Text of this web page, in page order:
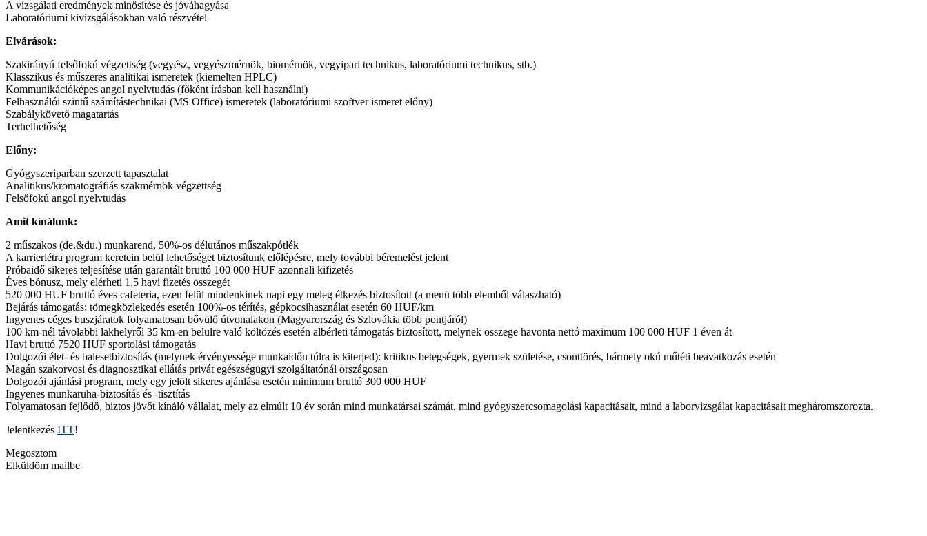
A vizsgálati eredmények minősítése és jóváhagyása
Laboratóriumi kivizsgálásokban való részvétel
Elvárások:
Szakirányú felsőfokú végzettség (vegyész, vegyészmérnök, biomérnök, vegyipari technikus, laboratóriumi technikus, stb.)
Klasszikus és műszeres analitikai ismeretek (kiemelten HPLC)
Kommunikációképes angol nyelvtudás (főként írásban kell használni)
Felhasználói szintű számítástechnikai (MS Office) ismeretek (laboratóriumi szoftver ismeret előny)
Szabálykövető magatartás
Terhelhetőség
Előny:
Gyógyszeriparban szerzett tapasztalat
Analitikus/kromatográfiás szakmérnök végzettség
Felsőfokú angol nyelvtudás
Amit kínálunk:
2 műszakos (de.&du.) munkarend, 50%-os délutános műszakpótlék
A karrierlétra program keretein belül lehetőséget biztosítunk előlépésre, mely további béremelést jelent
Próbaidő sikeres teljesítése után garantált bruttó 100 000 HUF azonnali kifizetés
Éves bónusz, mely elérheti 1,5 havi fizetés összegét
520 000 HUF bruttó éves cafeteria, ezen felül mindenkinek napi egy meleg étkezés biztosított (a menü több elemből válaszható)
Bejárás támogatás: tömegközlekedés esetén 100%-os térítés, gépkocsihasználat esetén 60 HUF/km
Ingyenes céges buszjáratok folyamatosan bővülő útvonalakon (Magyarország és Szlovákia több pontjáról)
100 km-nél távolabbi lakhelyről 35 km-en belülre való költözés esetén albérleti támogatás biztosított, melynek összege havonta nettó maximum 100 000 HUF 1 éven át
Havi bruttó 7520 HUF sportolási támogatás
Dolgozói élet- és balesetbiztosítás (melynek érvényessége munkaidőn túlra is kiterjed): kritikus betegségek, gyermek születése, csonttörés, bármely okú műtéti beavatkozás esetén
Magán szakorvosi és diagnosztikai ellátás privát egészségügyi szolgáltatónál országosan
Dolgozói ajánlási program, mely egy jelölt sikeres ajánlása esetén minimum bruttó 300 000 HUF
Ingyenes munkaruha-biztosítás és -tisztítás
Folyamatosan fejlődő, biztos jövőt kínáló vállalat, mely az elmúlt 10 év során mind munkatársai számát, mind gyógyszercsomagolási kapacitásait, mind a laborvizsgálat kapacitásait megháromszorozta.
Jelentkezés ITT!
Megosztom
Elküldöm mailbe